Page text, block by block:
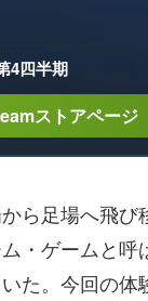
4四半期
ストアページ
ら足場へ飛び
・ゲームと呼
た。今回の体